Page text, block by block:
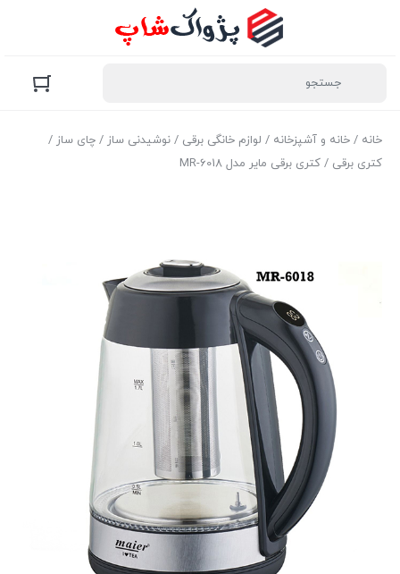
خانه / خانه و آشپزخانه / لوازم خانگی برقی / نوشیدنی ساز / چای ساز /
کتری برقی / کتری برقی مایر مدل MR-6018